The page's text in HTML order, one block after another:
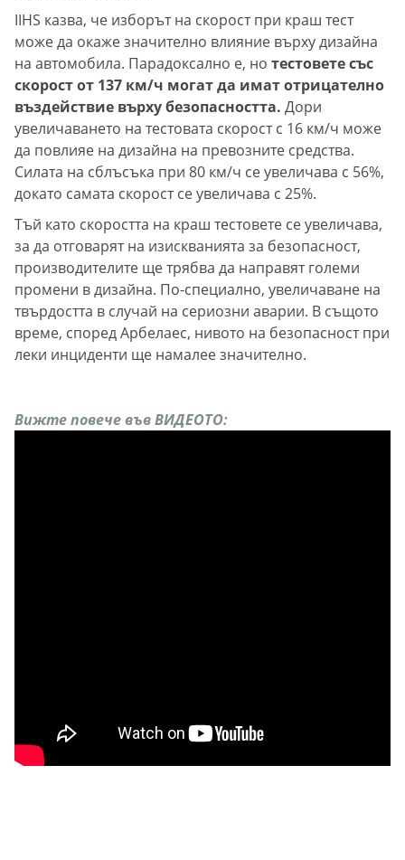
IIHS казва, че изборът на скорост при краш тест
може да окаже значително влияние върху дизайна
на автомобила. Парадоксално е, но тестовете със
скорост от 137 км/ч могат да имат отрицателно
въздействие върху безопасността. Дори
увеличаването на тестовата скорост с 16 км/ч може
да повлияе на дизайна на превозните средства.
Силата на сблъсъка при 80 км/ч се увеличава с 56%,
докато самата скорост се увеличава с 25%.
Тъй като скоростта на краш тестовете се увеличава,
за да отговарят на изискванията за безопасност,
производителите ще трябва да направят големи
промени в дизайна. По-специално, увеличаване на
твърдостта в случай на сериозни аварии. В същото
време, според Арбелаес, нивото на безопасност при
леки инциденти ще намалее значително.
Вижте повече във ВИДЕОТО: